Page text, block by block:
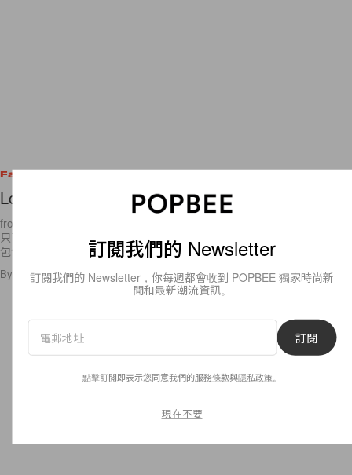
Fashion
Love This Bag.
from Moschino 在Moschino的網頁上，看到這個包包。我是大包包人，
只喜歡買大的包包。因為個人物品太多，小的包包真的會裝不下呢。這個
包包有一點點Miu
By popbeebee/2009年5月5日 3
訂閱我們的 Newsletter
訂閱我們的 Newsletter，你每週都會收到 POPBEE 獨家時尚新
聞和最新潮流資訊。
訂閱
點擊訂閱即表示您同意我們的服務條款與隱私政策
現在不要